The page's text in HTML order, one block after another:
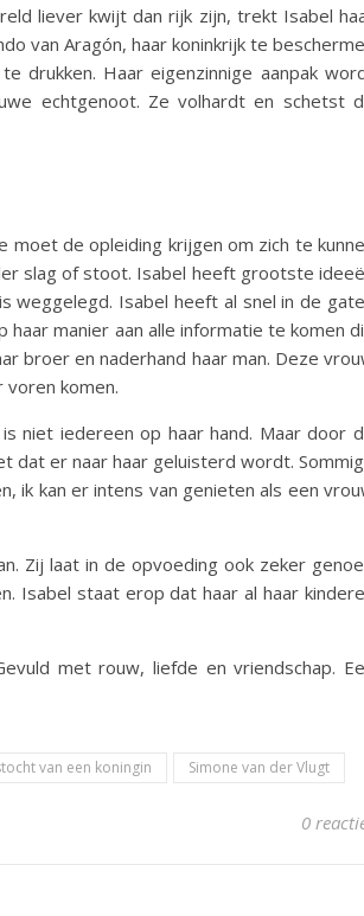
liever kwijt dan rijk zijn, trekt Isabel
van Aragón, haar koninkrijk te
drukken. Haar eigenzinnige aanpak
echtgenoot. Ze volhardt en schetst
de opleiding krijgen om zich te
slag of stoot. Isabel heeft grootste
weggelegd. Isabel heeft al snel in de
manier aan alle informatie te komen
broer en naderhand haar man. Deze
komen.
niet iedereen op haar hand. Maar door
dat er naar haar geluisterd wordt.
ik kan er intens van genieten als een
Zij laat in de opvoeding ook zeker
Isabel staat erop dat haar al haar
met rouw, liefde en vriendschap.
van een koningin Simone van der Vlugt
0